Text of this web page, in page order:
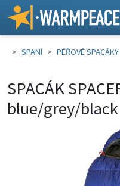
Warmpeace
SPANÍ PÉŘOVÉ SPACÁKY
SPACÁK
blue/grey/black